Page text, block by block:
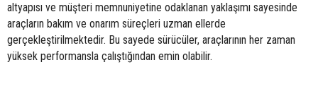
altyapısı ve müşteri memnuniyetine odaklanan yaklaşımı sayesinde
araçların bakım ve onarım süreçleri uzman ellerde
gerçekleştirilmektedir. Bu sayede sürücüler, araçlarının her zaman
yüksek performansla çalıştığından emin olabilir.